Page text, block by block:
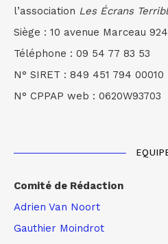
l’association Les Écrans
Siège : 10 avenue Marceau
Téléphone : 09 54 77 83 53
N° SIRET : 849 451 794 00010
N° CPPAP web : 0620W93703
Comité de Rédaction
Adrien Van Noort
Gauthier Moindrot